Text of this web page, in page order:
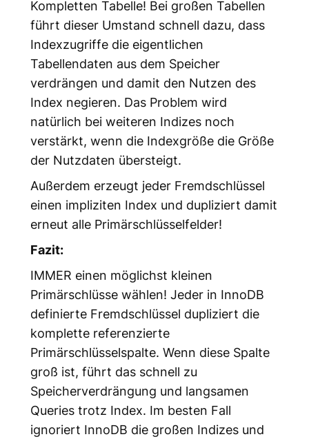
Kompletten Tabelle! Bei großen Tabellen
führt dieser Umstand schnell dazu, dass
Indexzugriffe die eigentlichen
Tabellendaten aus dem Speicher
verdrängen und damit den Nutzen des
Index negieren. Das Problem wird
natürlich bei weiteren Indizes noch
verstärkt, wenn die Indexgröße die Größe
der Nutzdaten übersteigt.
Außerdem erzeugt jeder Fremdschlüssel
einen impliziten Index und dupliziert damit
erneut alle Primärschlüsselfelder!
Fazit:
IMMER einen möglichst kleinen
Primärschlüsse wählen! Jeder in InnoDB
definierte Fremdschlüssel dupliziert die
komplette referenzierte
Primärschlüsselspalte. Wenn diese Spalte
groß ist, führt das schnell zu
Speicherverdrängung und langsamen
Queries trotz Index. Im besten Fall
ignoriert InnoDB die großen Indizes und